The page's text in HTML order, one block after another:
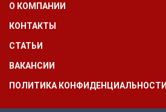
О КОМПАНИИ
КОНТАКТЫ
СТАТЬИ
ВАКАНСИИ
ПОЛИТИКА КОНФИДЕНЦИАЛЬНОСТИ